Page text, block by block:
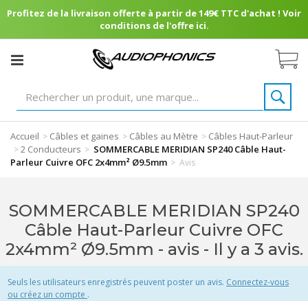
Profitez de la livraison offerte à partir de 149€ TTC d'achat ! Voir
conditions de l'offre ici.
Accueil > Câbles et gaines > Câbles au Mètre > Câbles Haut-Parleur
>2 Conducteurs > SOMMERCABLE MERIDIAN SP240 Câble Haut-
Parleur Cuivre OFC 2x4mm² Ø9.5mm > Avis
SOMMERCABLE MERIDIAN SP240
Câble Haut-Parleur Cuivre OFC
2x4mm² Ø9.5mm - avis - Il y a 3 avis.
Seuls les utilisateurs enregistrés peuvent poster un avis. Connectez-vous
ou créez un compte .